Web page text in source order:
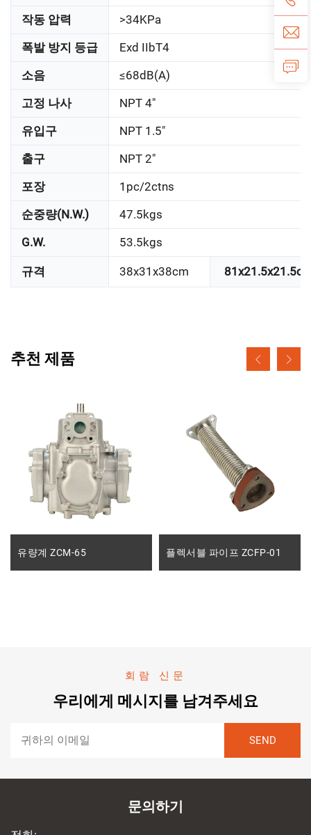
작동 압력
>34KPa
폭발 방지 등급
Exd IIbT4
소음
≤68dB(A)
고정 나사
NPT 4"
유입구
NPT 1.5"
출구
NPT 2"
포장
1pc/2ctns
순중량(N.W.)
47.5kgs
G.W.
53.5kgs
규격 38x31x38cm
추천 제품
유량계 ZCM-65 플렉서블 파이프 ZCFP-01
회람 신문
우리에게 메시지를 남겨주세요
문의하기